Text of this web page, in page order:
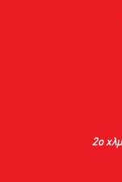
2ο